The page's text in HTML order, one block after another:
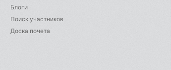
Блоги
Поиск участников
Доска почета